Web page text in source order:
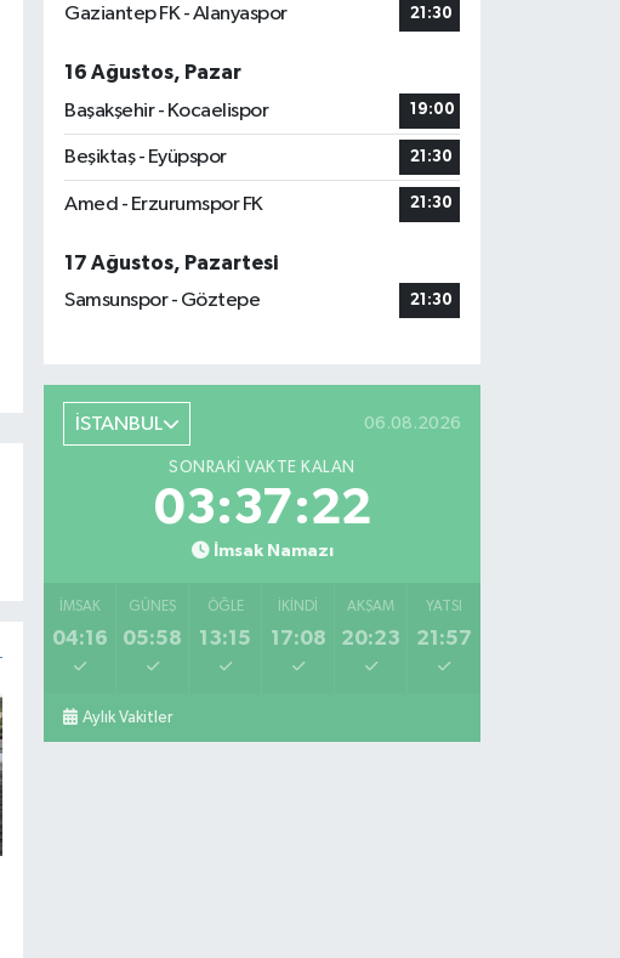
Gaziantep FK - Alanyaspor 21:30
16 Ağustos, Pazar
Başakşehir - Kocaelispor
19:00
Beşiktaş - Eyüpspor 21:30
Amed - Erzurumspor FK 21:30
17 Ağustos, Pazartesi
Samsunspor - Göztepe
21:30
İSTANBUL 06.08.2026
SONRAKI VAKTE KALAN
03:37:21
İmsak Namazı
İMSAK
04:16
GÜNEŞ
05:58
ÖĞLE
13:15
İKINDI
17:08
AKŞAM
20:23
YATSI
21:57
Aylık Vakitler